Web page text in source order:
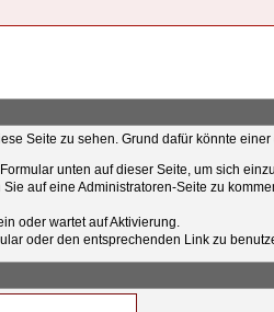
Seite zu sehen. Grund dafür könnte
unten auf dieser Seite, um sich
auf eine Administratoren-Seite zu
oder wartet auf Aktivierung.
oder den entsprechenden Link zu